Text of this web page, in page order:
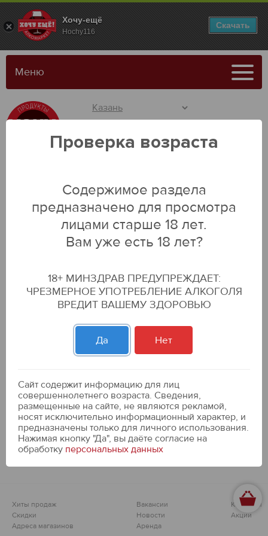
Хочу-ещё
Hochy116
Скачать
Меню
Замороженные продукты
Хиты продаж
Скидки
Адреса магазинов
Вакансии
Новости
Аренда
Контакты
Акции
Проверка возраста
Содержимое раздела
предназначено для просмотра
лицами старше 18 лет.
Вам уже есть 18 лет?
18+ МИНЗДРАВ ПРЕДУПРЕЖДАЕТ:
ЧРЕЗМЕРНОЕ УПОТРЕБЛЕНИЕ АЛКОГОЛЯ
ВРЕДИТ ВАШЕМУ ЗДОРОВЬЮ
Да Нет
Сайт содержит информацию для лиц
совершеннолетнего возраста. Сведения,
размещенные на сайте, не являются рекламой,
носят исключительно информационный характер, и
предназначены только для личного использования.
Нажимая кнопку "Да", вы даёте cогласие на
обработку персональных данных